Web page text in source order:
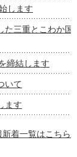
します
た三重とこわか国
締結します
いて
ます
着一覧はこちら